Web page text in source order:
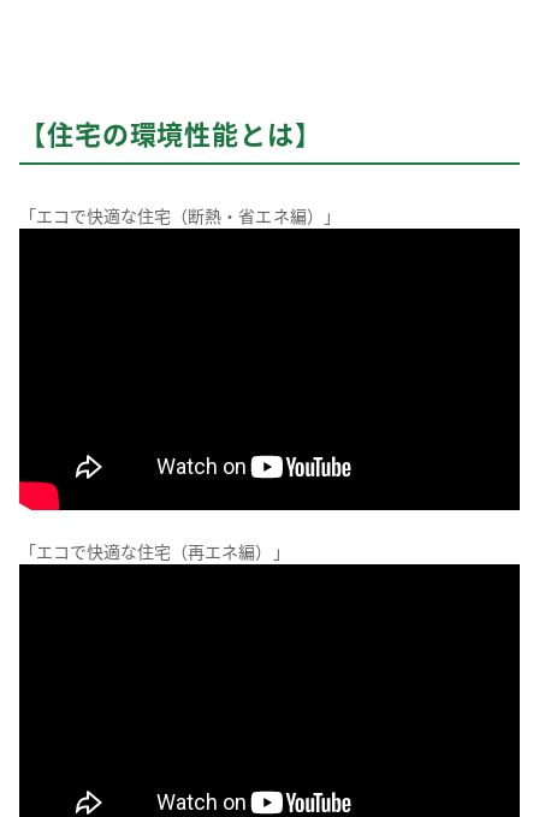
【住宅の環境性能とは】
「エコで快適な住宅（断熱・省エネ編）」
「エコで快適な住宅（再エネ編）」